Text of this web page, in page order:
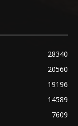
28340
20560
19196
14589
7609